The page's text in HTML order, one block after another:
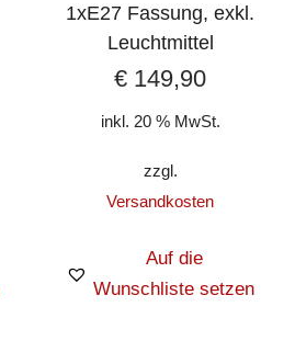
1xE27 Fassung, exkl.
Leuchtmittel
€ 149,90
inkl. 20 % MwSt.
zzgl.
Versandkosten
Auf die
Wunschliste setzen